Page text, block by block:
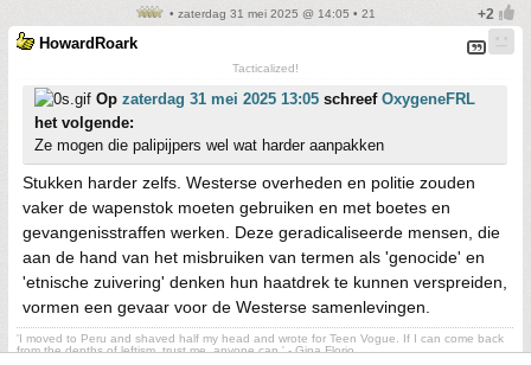
• zaterdag 31 mei 2025 @ 14:05 • 21
HowardRoark
Tacticalized!
Op zaterdag 31 mei 2025 13:05 schreef OxygeneFRL
het volgende:
Ze mogen die palipijpers wel wat harder aanpakken
Stukken harder zelfs. Westerse overheden en politie zouden
vaker de wapenstok moeten gebruiken en met boetes en
gevangenisstraffen werken. Deze geradicaliseerde mensen, die
aan de hand van het misbruiken van termen als 'genocide' en
'etnische zuivering' denken hun haatdrek te kunnen verspreiden,
vormen een gevaar voor de Westerse samenlevingen.
'I moved to Peru and shaved half my head and wrote for Teen Vogue. If I can come back
from the depths of leftism, trust me, anyone can.' - Gina Florio